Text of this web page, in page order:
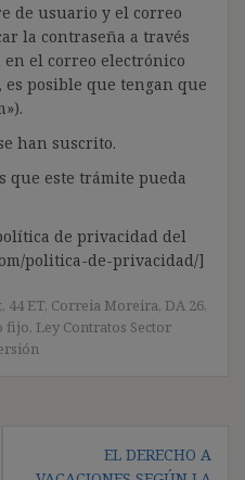
de usuario y el correo
la contraseña a través
el correo electrónico
es posible que tengan que
han suscrito.
que este trámite pueda
de privacidad del
politica-de-privacidad/]
44 ET, Correia Moreira, DA 26,
fijo, Ley Contratos Sector
EL DERECHO A